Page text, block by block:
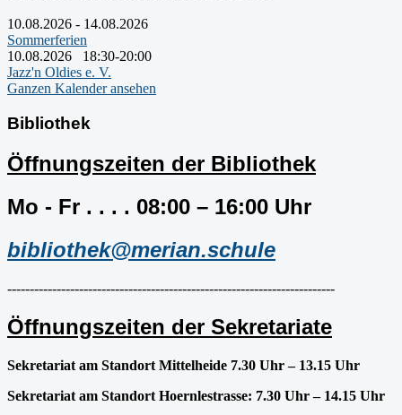
10.08.2026 - 14.08.2026
Sommerferien
10.08.2026
18:30-20:00
Jazz'n Oldies e. V.
Ganzen Kalender ansehen
Bibliothek
Öffnungszeiten der Bibliothek
Mo - Fr . . . . 08:00 – 16:00 Uhr
bibliothek@merian.schule
-------------------------------------------------------------------------
Öffnungszeiten der Sekretariate
Sekretariat am Standort Mittelheide 7.30 Uhr – 13.15 Uhr
Sekretariat am Standort Hoernlestrasse: 7.30 Uhr – 14.15 Uhr